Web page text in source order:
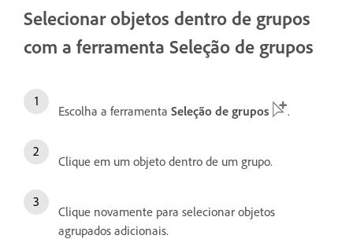
Selecionar objetos dentro de grupos
com a ferramenta Seleção de grupos
Escolha a ferramenta Seleção de grupos .
Clique em um objeto dentro de um grupo.
Clique novamente para selecionar objetos
agrupados adicionais.